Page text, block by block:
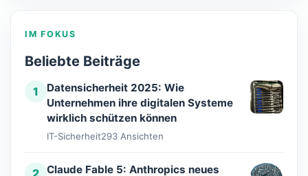
IM FOKUS
Beliebte Beiträge
1
Datensicherheit 2025: Wie
Unternehmen ihre digitalen Systeme
wirklich schützen können
IT-Sicherheit293 Ansichten
2 Claude Fable 5: Anthropics neues